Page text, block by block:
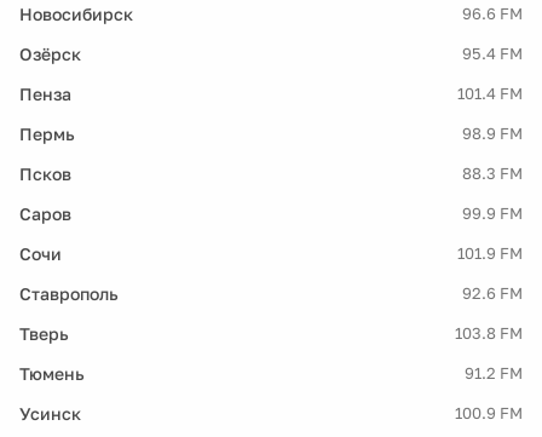
Новосибирск 96.6 FM
Озёрск 95.4 FM
Пенза 101.4 FM
Пермь 98.9 FM
Псков 88.3 FM
Саров 99.9 FM
Сочи 101.9 FM
Ставрополь 92.6 FM
Тверь 103.8 FM
Тюмень 91.2 FM
Усинск 100.9 FM